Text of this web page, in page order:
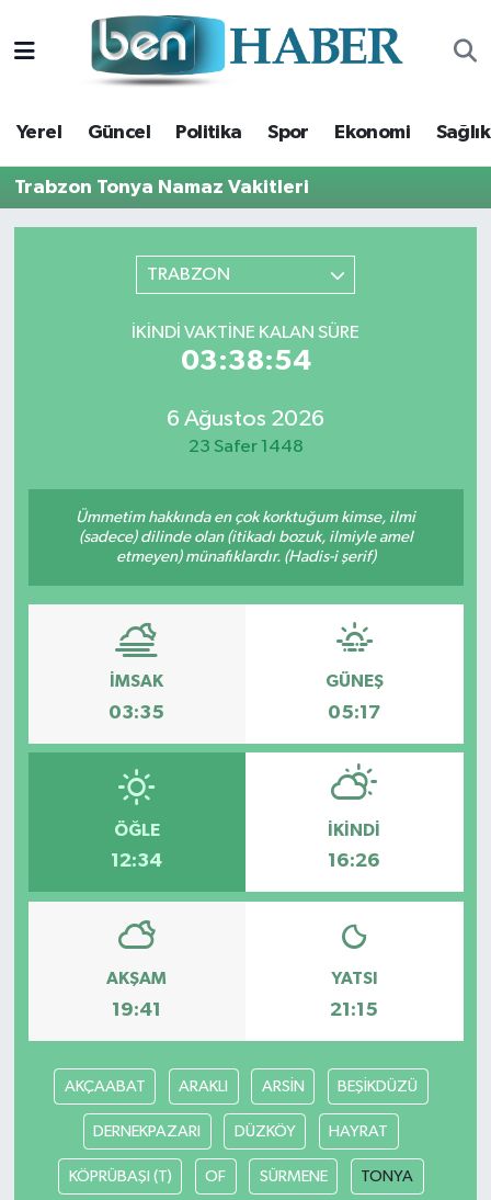
Yerel Güncel Politika Spor Ekonomi Sağlık
Trabzon Tonya Namaz Vakitleri
TRABZON
İKINDI VAKTINE KALAN SÜRE
03:38:53
6 Ağustos 2026
23 Safer 1448
Ümmetim hakkında en çok korktuğum kimse, ilmi
(sadece) dilinde olan (itikadı bozuk, ilmiyle amel
etmeyen) münafıklardır. (Hadis-i şerif)
İMSAK
03:35
GÜNEŞ
05:17
ÖĞLE
12:34
İKINDI
16:26
AKŞAM
19:41
YATSI
21:15
AKÇAABAT ARAKLI ARSİN BEŞİKDÜZÜ
DERNEKPAZARI DÜZKÖY HAYRAT
KÖPRÜBAŞI (T) OF SÜRMENE TONYA
Yerel
Güncel
Politika
Resmi Reklam
Röportajlar
Hava Durumu
Trafik Durumu
Süper Lig Puan Durumu ve Fikstür